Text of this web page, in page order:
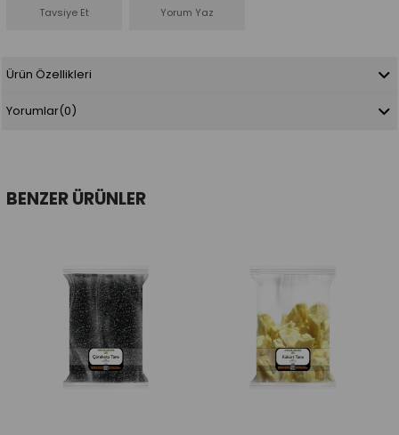
Tavsiye Et Yorum Yaz
Ürün Özellikleri
Yorumlar(0)
BENZER ÜRÜNLER